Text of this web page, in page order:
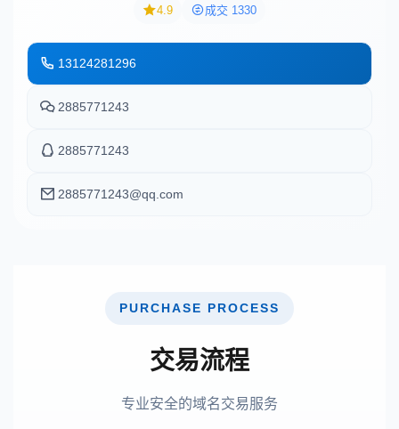
4.9 成交 1330
13124281296
2885771243
2885771243
2885771243@qq.com
PURCHASE PROCESS
交易流程
专业安全的域名交易服务